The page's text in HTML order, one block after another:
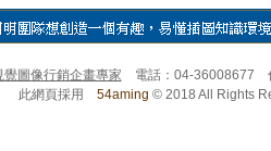
圖像行銷企畫專家 電話：04-36008677
此網頁採用 54aming © 2018 All Rights